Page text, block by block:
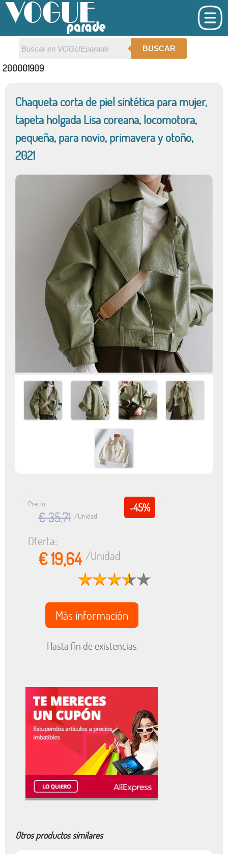
BUSCAR
200001909
Chaqueta corta de piel sintética para mujer,
tapeta holgada Lisa coreana, locomotora,
pequeña, para novio, primavera y otoño,
2021
-45%
Precio:
€ 35,71 /Unidad
Oferta:
€ 19,64 /Unidad
Más información
Hasta fin de existencias
Otros productos similares